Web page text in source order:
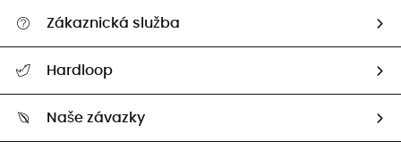
Zákaznická služba
Vrácení zboží a peněz
Hardloop
Naše závazky